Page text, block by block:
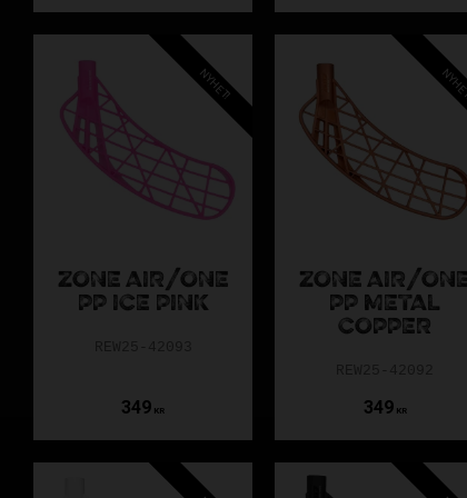
Värm
ZONE AIR/ONE
PP ICE PINK
349 KR
NYHET!
ZONE AIR/
PP METAL
COPPER
349KR